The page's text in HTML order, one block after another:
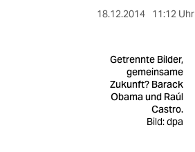
18.12.2014 11:12 Uhr
Getrennte Bilder,
gemeinsame
Zukunft? Barack
Obama und Raúl
Castro.
Bild: dpa